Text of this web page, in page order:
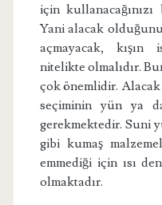
için
Yani alacak
açmayacak, kışın
nitelikte olmalıdır.
çok önemlidir.
seçiminin yün ya
gerekmektedir. Suni
gibi kumaş
emmediği için ısı
olmaktadır.